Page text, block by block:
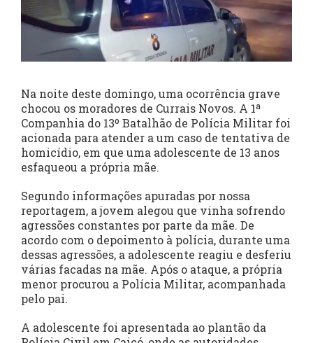
Na noite deste domingo, uma ocorrência grave
chocou os moradores de Currais Novos. A 1ª
Companhia do 13º Batalhão de Polícia Militar foi
acionada para atender a um caso de tentativa de
homicídio, em que uma adolescente de 13 anos
esfaqueou a própria mãe.
Segundo informações apuradas por nossa
reportagem, a jovem alegou que vinha sofrendo
agressões constantes por parte da mãe. De
acordo com o depoimento à polícia, durante uma
dessas agressões, a adolescente reagiu e desferiu
várias facadas na mãe. Após o ataque, a própria
menor procurou a Polícia Militar, acompanhada
pelo pai.
A adolescente foi apresentada ao plantão da